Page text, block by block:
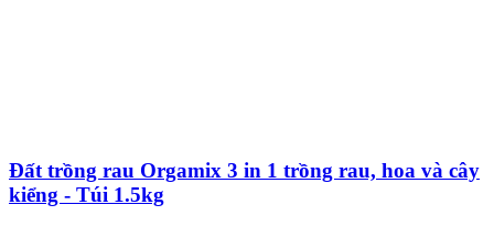
Đất trồng rau Orgamix 3 in 1 trồng rau, hoa và cây
kiểng - Túi 1.5kg